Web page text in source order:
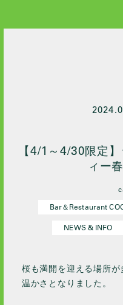
【4/1～4/30限定
ィー
Bar＆Restaurant
NEWS & INFO
桜も満開を迎える場所
温かさとなりました。